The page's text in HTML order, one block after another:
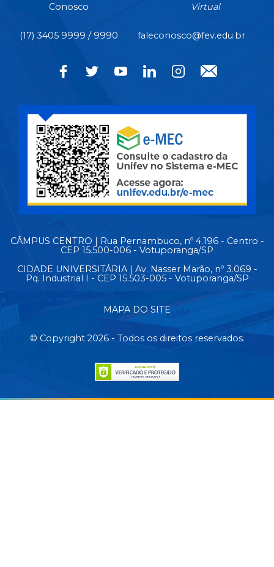
Conosco
Virtual
(17) 3405 9999 / 9990 faleconosco@fev.edu.br
CÂMPUS CENTRO | Rua Pernambuco, nº 4.196 - Centro -
CEP 15.500-006 - Votuporanga/SP
CIDADE UNIVERSITÁRIA | Av. Nasser Marão, nº 3.069 -
Pq. Industrial I - CEP 15.503-005 - Votuporanga/SP
MAPA DO SITE
© Copyright 2026 - Todos os direitos reservados.